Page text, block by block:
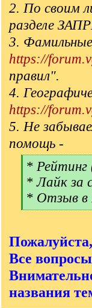
2. По своим
разделе
3.
https://
правил".
4.
https://
5. Не
помощь -
[
]
* Рейтинг
* Лайк за
* Отзыв в
[
]
Все
названия